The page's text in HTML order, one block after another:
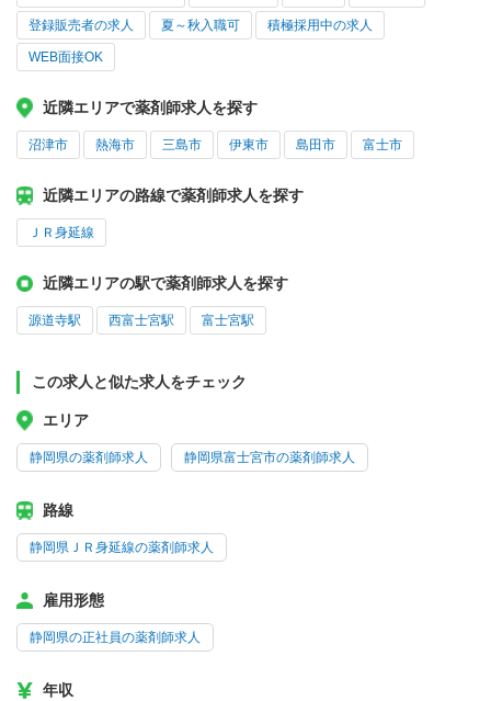
登録販売者の求人 夏～秋入職可 積極採用中の求人
WEB面接OK
近隣エリアで薬剤師求人を探す
沼津市 熱海市 三島市 伊東市 島田市 富士市
近隣エリアの路線で薬剤師求人を探す
ＪＲ身延線
近隣エリアの駅で薬剤師求人を探す
源道寺駅 西富士宮駅 富士宮駅
この求人と似た求人をチェック
エリア
静岡県の薬剤師求人 静岡県富士宮市の薬剤師求人
路線
静岡県ＪＲ身延線の薬剤師求人
雇用形態
静岡県の正社員の薬剤師求人
年収